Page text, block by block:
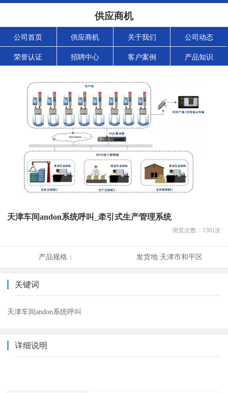
供应商机
公司首页 供应商机 关于我们 公司动态
荣誉认证 招聘中心 客户案例 产品知识
天津车间andon系统呼叫_牵引式生产管理系统
浏览次数： 1301次
产品规格： 发货地:天津市和平区
关键词
天津车间andon系统呼叫
详细说明